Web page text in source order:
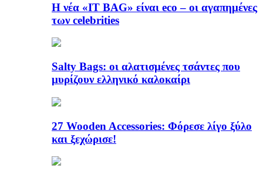
Η νέα «IT BAG» είναι eco – οι αγαπημένες
των celebrities
Salty Bags: οι αλατισμένες τσάντες που
μυρίζουν ελληνικό καλοκαίρι
27 Wooden Accessories: Φόρεσε λίγο ξύλο
και ξεχώρισε!